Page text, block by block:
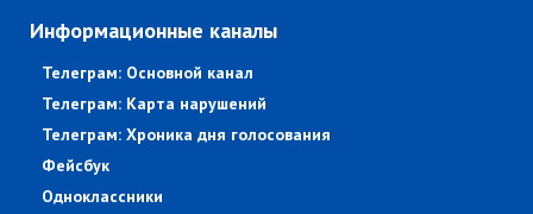
Информационные каналы
Телеграм: Основной канал
Телеграм: Карта нарушений
Телеграм: Хроника дня голосования
Фейсбук
Одноклассники